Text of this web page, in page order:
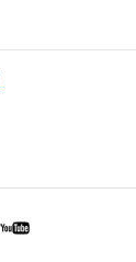
Инфо